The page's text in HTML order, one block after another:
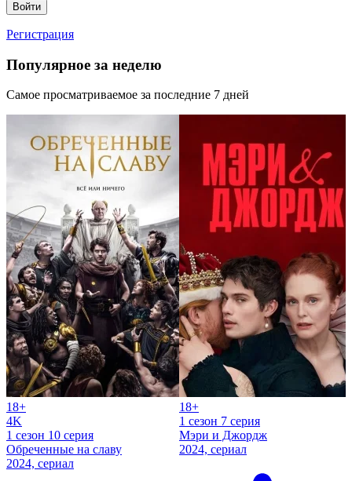
Войти
Регистрация
Популярное за неделю
Самое просматриваемое за последние 7 дней
18+
4K
1 сезон 10 серия
Обреченные на славу
2024, сериал
18+
1 сезон 7 серия
Мэри и Джордж
2024, сериал